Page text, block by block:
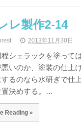
レ製作2-14
2013年11月30日
シェラックを塗って
いのか、塗装の仕上
るのなら水研ぎで仕
置決めする。…
Reading »